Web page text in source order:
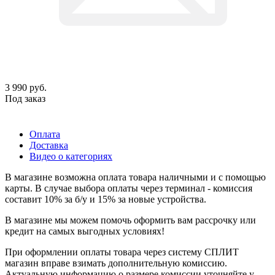
3 990 руб.
Под заказ
Оплата
Доставка
Видео о категориях
В магазине возможна оплата товара наличными и с помощью
карты. В случае выбора оплаты через терминал - комиссия
составит 10% за б/у и 15% за новые устройства.
В магазине мы можем помочь оформить вам рассрочку или
кредит на самых выгодных условиях!
При оформлении оплаты товара через систему СПЛИТ
магазин вправе взимать дополнительную комиссию.